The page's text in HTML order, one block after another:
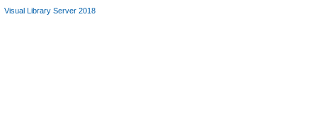
Visual Library Server 2018